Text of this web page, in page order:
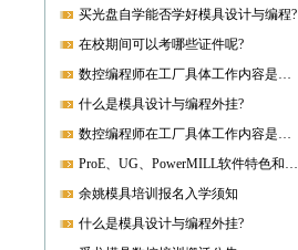
买光盘自学能否学好模具设计与编程?
在校期间可以考哪些证件呢?
数控编程师在工厂具体工作内容是什么?
什么是模具设计与编程外挂?
数控编程师在工厂具体工作内容是什么?
ProE、UG、PowerMILL软件特色和优势?
余姚模具培训报名入学须知
什么是模具设计与编程外挂?